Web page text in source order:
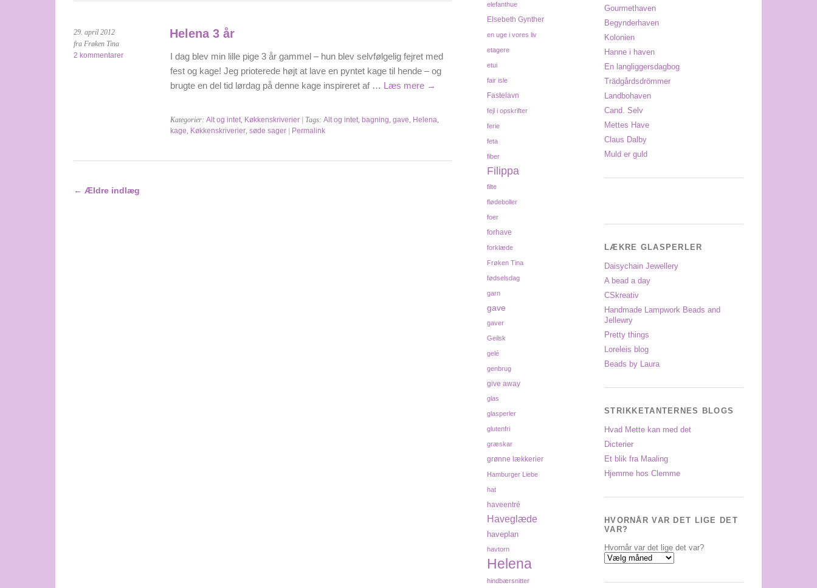
29. april 2012
fra Frøken Tina
2 kommentarer
Helena 3 år
I dag blev min lille pige 3 år gammel – hun blev selvfølgelig fejret med
fest og kage! Jeg prioterede højt at lave en pyntet kage til hende – og
brugte en del tid lørdag på denne kage inspireret af … Læs mere →
Kategorier: Alt og intet, Køkkenskriverier| Tags: Alt og intet, bagning, gave, Helena,
kage, Køkkenskriverier, søde sager| Permalink
← Ældre indlæg
elefanthue
Elsebeth Gynther
en uge i vores liv
etagere
etui
fair isle
Fastelavn
fejl i opskrifter
ferie
feta
fiber
Filippa
filte
flødeboller
foer
forhave
forklæde
Frøken Tina
fødselsdag
garn
gave
gaver
Geilsk
gelé
genbrug
give away
glas
glasperler
glutenfri
græskar
grønne lækkerier
Hamburger Liebe
hat
haveentré
Haveglæde
haveplan
havtorn
Helena
hindbærsnitter
Gourmethaven
Begynderhaven
Kolonien
Hanne i haven
En langliggersdagbog
Trädgårdsdrömmer
Landbohaven
Cand. Selv
Mettes Have
Claus Dalby
Muld er guld
LÆKRE GLASPERLER
Daisychain Jewellery
A bead a day
CSkreativ
Handmade Lampwork Beads and
Jellewry
Pretty things
Loreleis blog
Beads by Laura
STRIKKETANTERNES BLOGS
Hvad Mette kan med det
Dicterier
Et blik fra Maaling
Hjemme hos Clemme
HVORNÅR VAR DET LIGE DET
VAR?
Hvornår var det lige det var?